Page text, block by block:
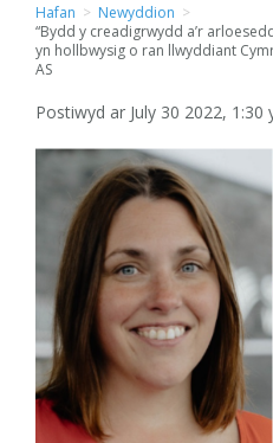
Hafan > Newyddion >
“Bydd y creadigrwydd a’r
yn hollbwysig o ran llwyddiant
AS
Postiwyd ar July 30 2022, 1:30